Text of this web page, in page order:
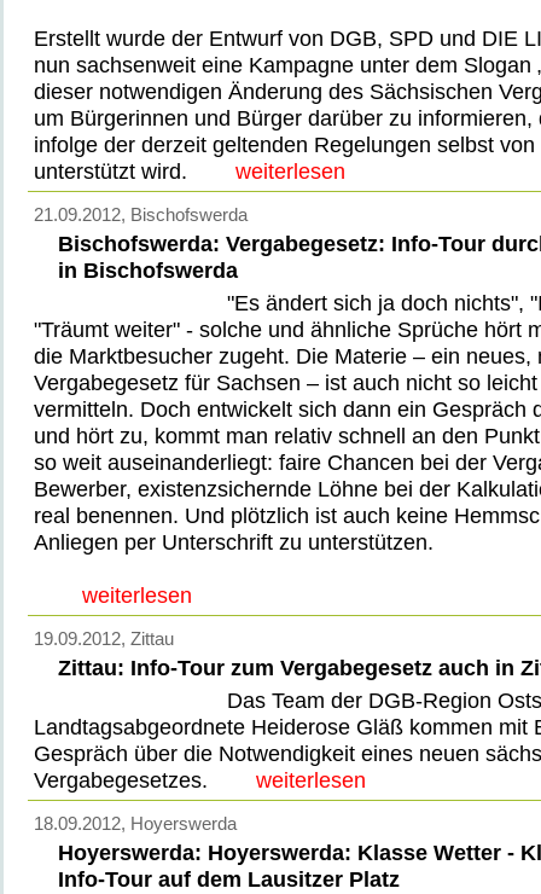
Erstellt wurde der Entwurf von DGB, SPD und DIE
nun sachsenweit eine Kampagne unter dem Slogan
dieser notwendigen Änderung des Sächsischen
um Bürgerinnen und Bürger darüber zu
infolge der derzeit geltenden Regelungen selbst
unterstützt wird.
weiterlesen
21.09.2012, Bischofswerda
Bischofswerda: Vergabegesetz: Info-Tour
in Bischofswerda
"Es ändert sich ja doch nichts",
"Träumt weiter" - solche und ähnliche Sprüche hört
die Marktbesucher zugeht. Die Materie – ein neues,
Vergabegesetz für Sachsen – ist auch nicht so
vermitteln. Doch entwickelt sich dann ein Gespräch
und hört zu, kommt man relativ schnell an den
so weit auseinanderliegt: faire Chancen bei der
Bewerber, existenzsichernde Löhne bei der
real benennen. Und plötzlich ist auch keine
Anliegen per Unterschrift zu unterstützen.
weiterlesen
19.09.2012, Zittau
Zittau: Info-Tour zum Vergabegesetz auch in
Das Team der DGB-Region
Landtagsabgeordnete Heiderose Gläß kommen mit
Gespräch über die Notwendigkeit eines neuen
Vergabegesetzes.
weiterlesen
18.09.2012, Hoyerswerda
Hoyerswerda: Hoyerswerda: Klasse Wetter -
Info-Tour auf dem Lausitzer Platz